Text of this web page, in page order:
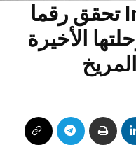
مروحية Ingenuity تحقق رقما
الأخيرة